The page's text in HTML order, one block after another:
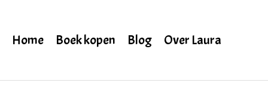
Home Boek kopen Blog Over Laura